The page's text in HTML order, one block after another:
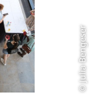
© Julia Bengeser